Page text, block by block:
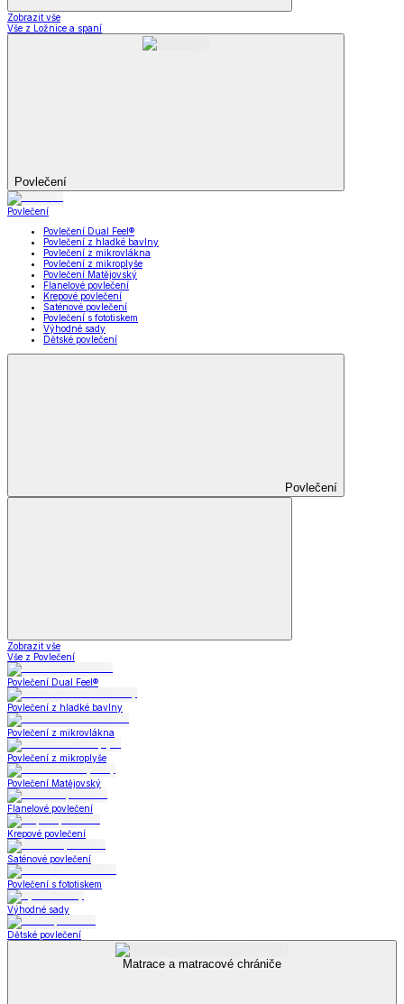
Zobrazit vše
Vše z Ložnice a spaní
Povlečení
Povlečení
Povlečení Dual Feel®
Povlečení z hladké bavlny
Povlečení z mikrovlákna
Povlečení z mikroplyše
Povlečení Matějovský
Flanelové povlečení
Krepové povlečení
Saténové povlečení
Povlečení s fototiskem
Výhodné sady
Dětské povlečení
Povlečení
Zobrazit vše
Vše z Povlečení
Povlečení Dual Feel®
Povlečení z hladké bavlny
Povlečení z mikrovlákna
Povlečení z mikroplyše
Povlečení Matějovský
Flanelové povlečení
Krepové povlečení
Saténové povlečení
Povlečení s fototiskem
Výhodné sady
Dětské povlečení
Matrace a matracové chrániče